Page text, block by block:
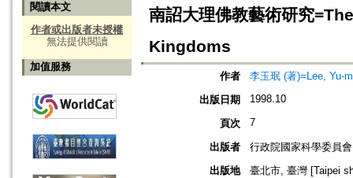
閱讀本文
作者或出版者未授權
無法提供閱讀
加值服務
南詔大理佛教藝術研究
Kingdoms
作者
李玉珉 (著)=Lee, Yu-
出版日期
1998.10
頁次 7
出版者
行政院國家科學委員會
出版地
臺北市, 臺灣 [Taipei